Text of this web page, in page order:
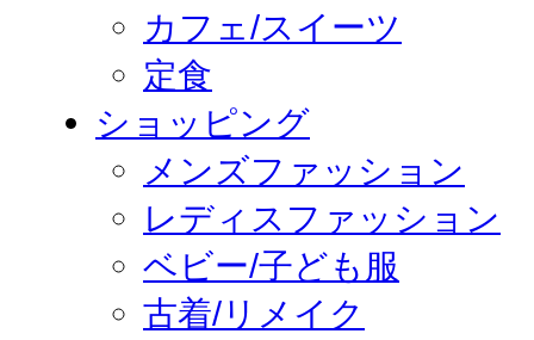
カフェ/スイーツ
定食
ショッピング
メンズファッション
レディスファッション
ベビー/子ども服
古着/リメイク